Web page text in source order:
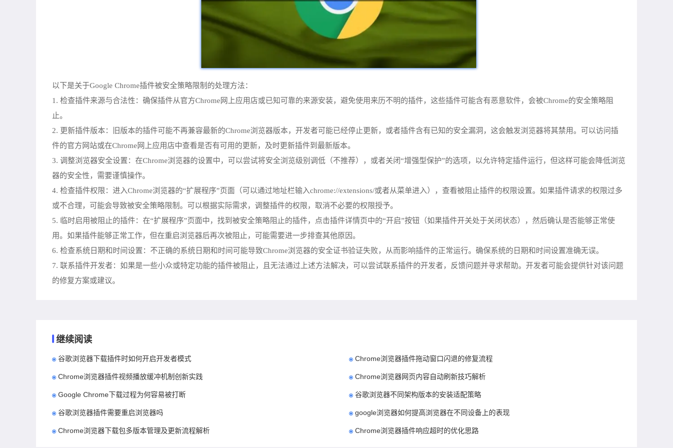
以下是关于Google Chrome插件被安全策略限制的处理方法：
1. 检查插件来源与合法性：确保插件从官方Chrome网上应用店或已知可靠的来源安装，避免使用来历不明的插件，这些插件可能含有恶意软件，会被Chrome的安全策略阻
止。
2. 更新插件版本：旧版本的插件可能不再兼容最新的Chrome浏览器版本，开发者可能已经停止更新，或者插件含有已知的安全漏洞，这会触发浏览器将其禁用。可以访问插
件的官方网站或在Chrome网上应用店中查看是否有可用的更新，及时更新插件到最新版本。
3. 调整浏览器安全设置：在Chrome浏览器的设置中，可以尝试将安全浏览级别调低（不推荐），或者关闭“增强型保护”的选项，以允许特定插件运行，但这样可能会降低浏览
器的安全性，需要谨慎操作。
4. 检查插件权限：进入Chrome浏览器的“扩展程序”页面（可以通过地址栏输入chrome://extensions/或者从菜单进入），查看被阻止插件的权限设置。如果插件请求的权限过多
或不合理，可能会导致被安全策略限制。可以根据实际需求，调整插件的权限，取消不必要的权限授予。
5. 临时启用被阻止的插件：在“扩展程序”页面中，找到被安全策略阻止的插件，点击插件详情页中的“开启”按钮（如果插件开关处于关闭状态），然后确认是否能够正常使
用。如果插件能够正常工作，但在重启浏览器后再次被阻止，可能需要进一步排查其他原因。
6. 检查系统日期和时间设置：不正确的系统日期和时间可能导致Chrome浏览器的安全证书验证失败，从而影响插件的正常运行。确保系统的日期和时间设置准确无误。
7. 联系插件开发者：如果是一些小众或特定功能的插件被阻止，且无法通过上述方法解决，可以尝试联系插件的开发者，反馈问题并寻求帮助。开发者可能会提供针对该问题
的修复方案或建议。
继续阅读
谷歌浏览器下载插件时如何开启开发者模式 Chrome浏览器插件拖动窗口闪退的修复流程
Chrome浏览器插件视频播放缓冲机制创新实践 Chrome浏览器网页内容自动刷新技巧解析
Google Chrome下载过程为何容易被打断 谷歌浏览器不同架构版本的安装适配策略
谷歌浏览器插件需要重启浏览器吗 google浏览器如何提高浏览器在不同设备上的表现
Chrome浏览器下载包多版本管理及更新流程解析 Chrome浏览器插件响应超时的优化思路